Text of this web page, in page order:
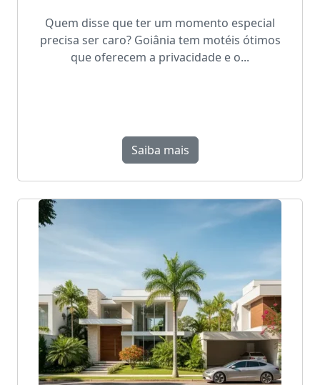
Quem disse que ter um momento especial
precisa ser caro? Goiânia tem motéis ótimos
que oferecem a privacidade e o...
Saiba mais